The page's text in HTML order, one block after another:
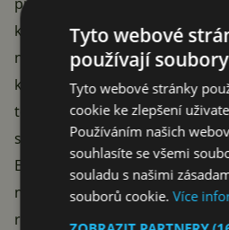
kvůli streamování hudby. V
neplakejte, že na vás nikdo
koneckonců připravilo Vánoční
totiž svůj free účet
se na následující tři měsíce
Euro (0,99 €). Za přibližně 27 Kč
neomezený poslech libovolné
reklam.
Tyto webové
používají
Tyto webové stránky
cookie ke zlepšení
Používáním našich
souhlasíte se všemi
souladu s našimi
souborů cookie.Více